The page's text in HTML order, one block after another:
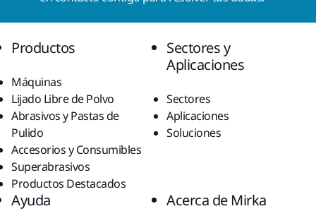
Productos
Máquinas
Lijado Libre de Polvo
Abrasivos y Pastas de
Pulido
Accesorios y Consumibles
Superabrasivos
Productos Destacados
Sectores y
Aplicaciones
Sectores
Aplicaciones
Soluciones
Ayuda Acerca de Mirka